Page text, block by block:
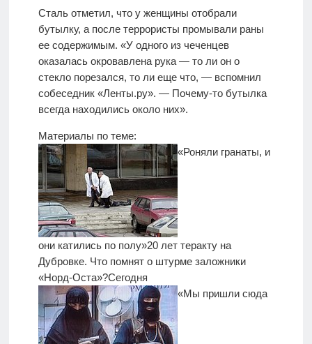
Сталь отметил, что у женщины отобрали
бутылку, а после террористы промывали раны
ее содержимым. «У одного из чеченцев
оказалась окровавлена рука — то ли он о
стекло порезался, то ли еще что, — вспомнил
собеседник «Ленты.ру». — Почему-то бутылка
всегда находились около них».
Материалы по теме:
«Роняли гранаты, и
они катились по полу»20 лет теракту на
Дубровке. Что помнят о штурме заложники
«Норд-Оста»?Сегодня
«Мы пришли сюда